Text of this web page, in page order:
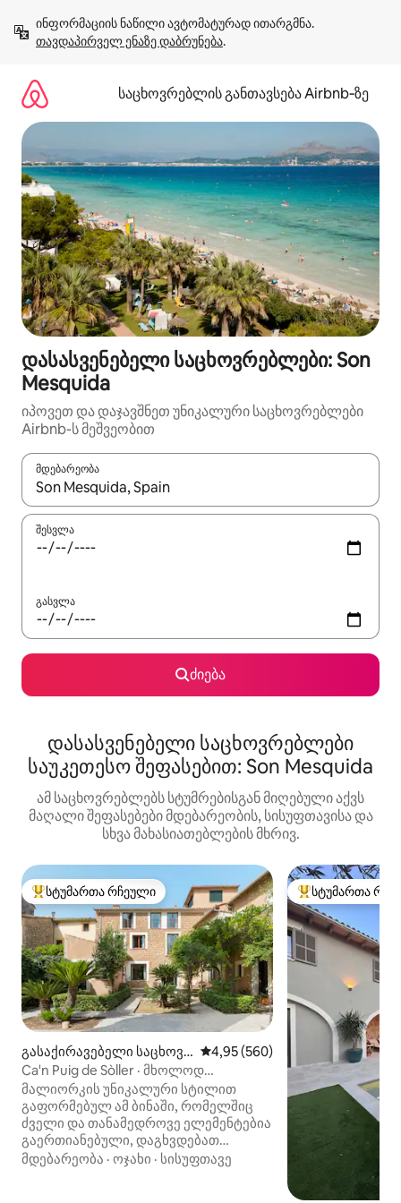
გადასვლა
თავდაპირველ ენაზე დაბრუნება.
საცხოვრებლის განთავსება Airbnb‑ზე
დასასვენებელი საცხოვრებლები: Son
Mesquida
იპოვეთ და დაჯავშნეთ უნიკალური საცხოვრებლები
Airbnb-ს მეშვეობით
მდებარეობა
როცა შედეგები ხელმისაწვდომი გახდება, ნავიგაციისთვის
შესვლა
გასვლა
ძიება
დასასვენებელი საცხოვრებლები
საუკეთესო შეფასებით: Son Mesquida
ამ საცხოვრებლებს სტუმრებისგან მიღებული აქვს
მაღალი შეფასებები მდებარეობის, სისუფთავისა და
სხვა მახასიათებლების მხრივ.
სტუმართა რჩეული მოწინავე ვარიანტი
სტუმართა რჩეული
გასაქირავებელი საცხოვ
რებელი (სოლიერი)
საშუალო შეფასებაა 5‑დან
4,95 (560)
Ca'n Puig de Sòller · მხოლოდ
ზრდასრულებისთვის (+12), საოცარი...
მალიორკის უნიკალური სტილით
გაფორმებულ ამ ბინაში, რომელშიც
ძველი და თანამედროვე ელემენტებია
გაერთიანებული, დაგხვდებათ
ყველაფერი კუნძულზე
მდებარეობა · ოჯახი · სისუფთავე
სტუმართა
სტუმართა